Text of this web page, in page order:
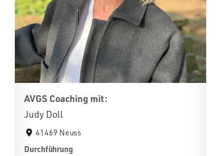
AVGS Coaching mit:
Judy Doll
41469 Neuss
Durchführung